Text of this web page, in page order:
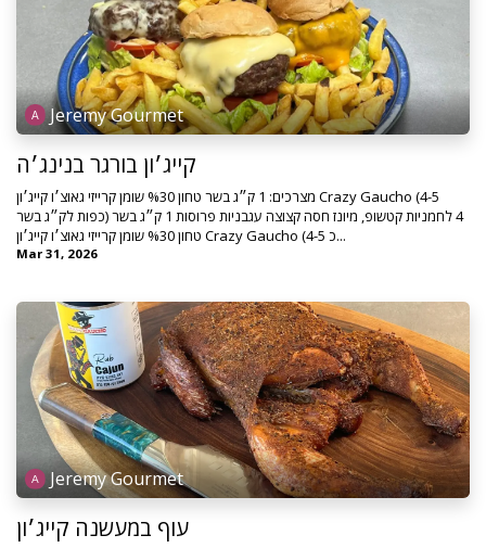
Jeremy Gourmet
קייג׳ון בורגר בנינג׳ה
מצרכים: 1 ק״ג בשר טחון %30 שומן קרייזי גאוצ׳ו קייג׳ון Crazy Gaucho (4-5
כפות לק״ג בשר) 4 לחמניות קטשופ, מיונז חסה קצוצה עגבניות פרוסות 1 ק״ג בשר
טחון %30 שומן קרייזי גאוצ׳ו קייג׳ון Crazy Gaucho (4-5 כ...
Mar 31, 2026
Jeremy Gourmet
עוף במעשנה קייג׳ון